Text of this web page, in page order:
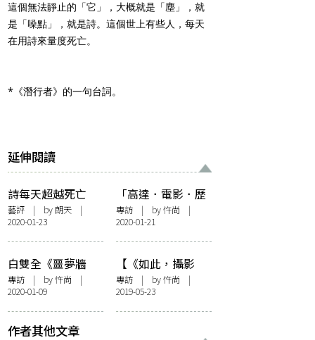
這個無法靜止的「它」，大概就是「塵」，就
是「噪點」，就是詩。這個世上有些人，每天
在用詩來量度死亡。
*《潛行者》的一句台詞。
延伸閱讀
詩每天超越死亡
藝評 | by 朗天 |
2020-01-23
「高達．電影．歷
史」課程：2020年
了，還看高達幹甚
麼？
專訪| by忤尚 |
2020-01-21
白雙全《噩夢牆
紙》新書發佈專
訪：打破輿論世界
找抗爭與藝術之間
的平衡
專訪 | by忤尚 |
2020-01-09
【《如此，攝影
筆》個展】專訪麥
海珊──掌握消
失，探出時間的關
專訪| by忤尚 |
2019-05-23
作者其他文章